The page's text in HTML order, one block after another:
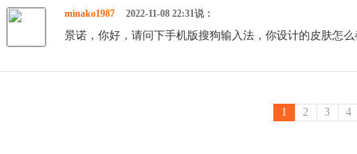
minako1987 2022-11-08 22:31说：
景诺，你好，请问下手机版搜狗输入法，你设计的皮肤怎
1 2 3 4